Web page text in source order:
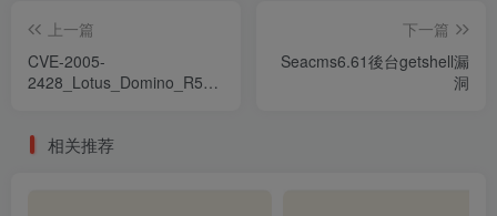
上一篇
CVE-2005-
2428_Lotus_Domino_R5_and_R6_WebMail
下一篇
Seacms6.61後台getshell漏
洞
相关推荐